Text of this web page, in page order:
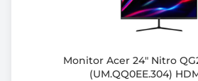
Zakrzywiony ekran
Normy spełniane przez monitor
Monitor Acer 24" Nitro
(UM.QQ0EE.304)